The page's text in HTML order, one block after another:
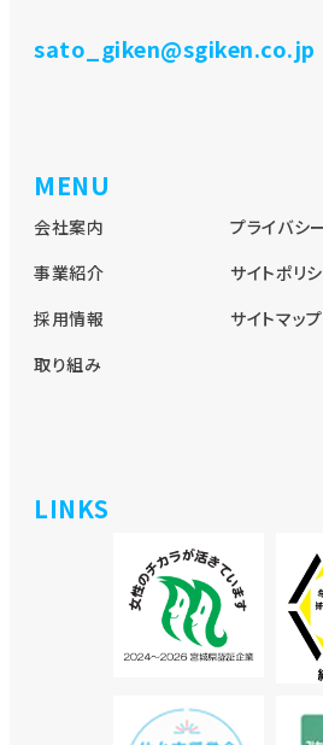
sato_giken@sgiken.co.jp
MENU
会社案内
事業紹介
採用情報
取り組み
プライバシ
サイトポリ
サイトマップ
LINKS